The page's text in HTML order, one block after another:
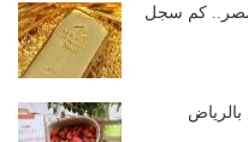
كم سجل